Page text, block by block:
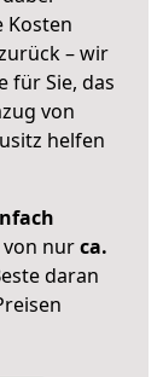
Kosten
– wir
für Sie, das
von
helfen
nurca.
daran